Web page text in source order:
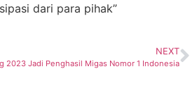
dari para pihak”
NEXT
2023 Jadi Penghasil Migas Nomor 1 Indonesia